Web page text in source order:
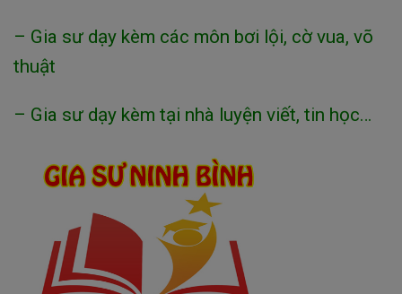
– Gia sư dạy kèm các môn bơi lội, cờ vua, võ
thuật
– Gia sư dạy kèm tại nhà luyện viết, tin học…